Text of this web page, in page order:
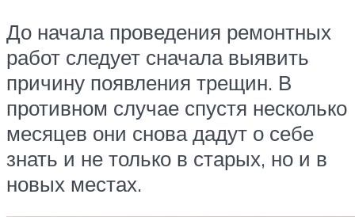
До начала проведения ремонтных
работ следует сначала выявить
причину появления трещин. В
противном случае спустя несколько
месяцев они снова дадут о себе
знать и не только в старых, но и в
новых местах.